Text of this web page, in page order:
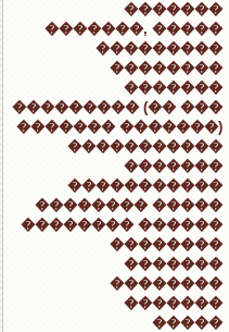
�������
�������, �����
���������
��������
�������
��������� (�� ���
������� �������)
�����������
�������
�����������
�������� �����
�������� ������
��������
�������
��������
�������
�����